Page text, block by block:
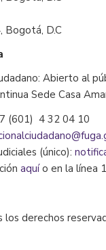
Bogotá, D.C
Abierto al
Sede Casa
(601) 4 32 04 10
(único):
aquío en la línea
derechos